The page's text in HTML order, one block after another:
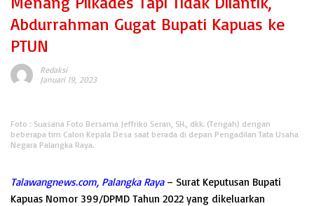
Abdurrahman Gugat Bupati Kapuas ke
PTUN
Redaksi
Januari 19, 2023
Foto : Suasana Foto Bersama Jeffriko Seran, SH., dkk. (Tengah) dengan
beberapa tim Calon Kepala Desa saat berada di depan Pengadilan Tata Usaha
Negara Palangka Raya.
Talawangnews.com, Palangka Raya– Surat Keputusan Bupati
Kapuas Nomor 399/DPMD Tahun 2022 yang dikeluarkan